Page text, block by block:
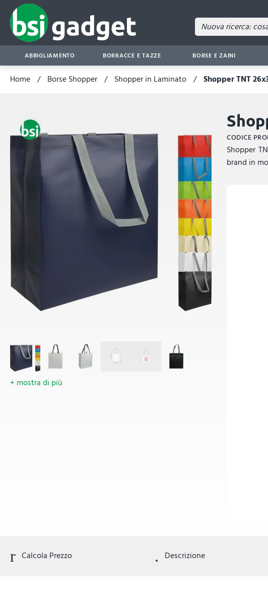
ABBIGLIAMENTO BORRACCE E TAZZE BORSE E ZAINI
Home Borse Shopper Shopper in Laminato Shopper TNT
CODICE
Shopper
brand in
+ mostra di più
Calcola Prezzo Descrizione